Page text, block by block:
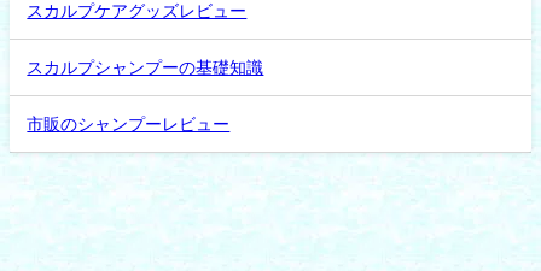
スカルプケアグッズレビュー
スカルプシャンプーの基礎知識
市販のシャンプーレビュー